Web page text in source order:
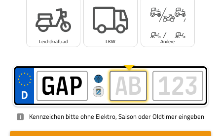
Leichtkraftrad LKW Andere
i Kennzeichen bitte ohne Elektro, Saison oder Oldtimer eingeben